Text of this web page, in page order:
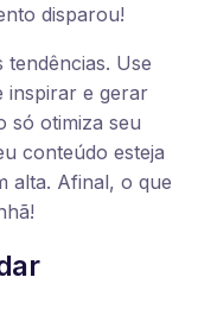
disparou!
Use
inspirar e gerar
só otimiza seu
conteúdo esteja
alta. Afinal, o que